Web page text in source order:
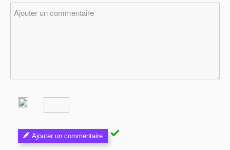
Ajouter un commentaire